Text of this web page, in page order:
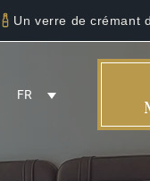
Un verre de crémant
FR